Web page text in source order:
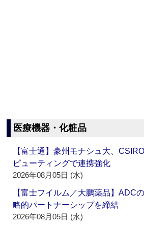
医療機器・化粧品
【富士通】豪州モナシュ大、
ピューティングで連携強化
2026年08月05日 (水)
【富士フイルム／大鵬薬品】ADC
略的パートナーシップを締結
2026年08月05日 (水)